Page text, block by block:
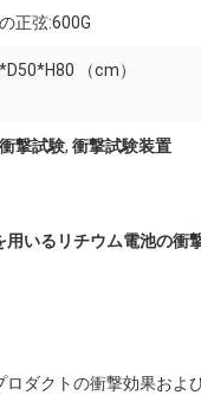
正弦:600G
（cm）
撃試験, 衝撃試験装置
いるリチウム電池の衝
ダクトの衝撃効果お